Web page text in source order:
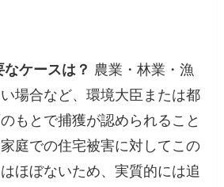
ケースは？ 農業・林業・漁
場合など、環境大臣または都
もとで捕獲が認められること
庭での住宅被害に対してこの
ほぼないため、実質的には追